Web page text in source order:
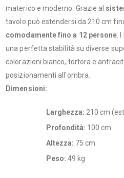
materico e moderno. Grazie al
tavolo può estendersi da 210 cm
comodamente fino a 12 persone.
una perfetta stabilità su diverse
colorazioni bianco, tortora e
posizionamenti all'ombra.
Dimensioni:
Larghezza: 210 cm
Profondità: 100 cm​
Altezza: 75 cm​
Peso: 49 kg​